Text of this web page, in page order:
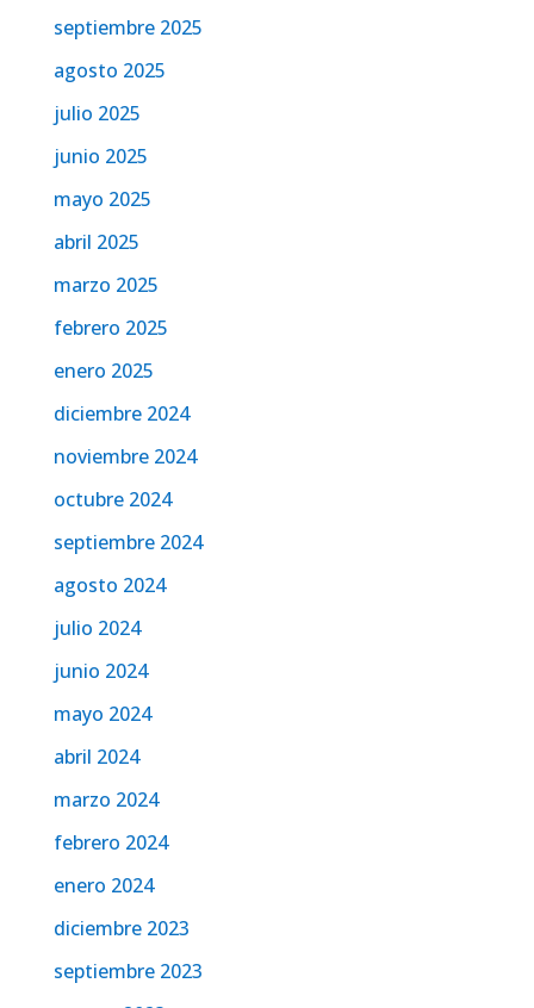
septiembre 2025
agosto 2025
julio 2025
junio 2025
mayo 2025
abril 2025
marzo 2025
febrero 2025
enero 2025
diciembre 2024
noviembre 2024
octubre 2024
septiembre 2024
agosto 2024
julio 2024
junio 2024
mayo 2024
abril 2024
marzo 2024
febrero 2024
enero 2024
diciembre 2023
septiembre 2023